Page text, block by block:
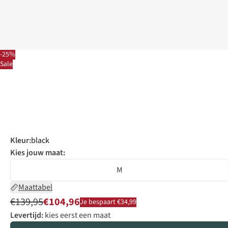
-25%
Sale
Kleur:black
Kies jouw maat:
M
Maattabel
€139,95€104,96Je bespaart €34,99
Levertijd:kies eerst een maat